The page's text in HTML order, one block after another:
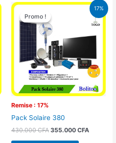
17%
Promo !
Remise : 17%
Promo !
Pack Solaire 380
430.000CFA
Le
initial
était :
430.000 CFA.
355.000 CFA
Le
prix
actuel
355.000